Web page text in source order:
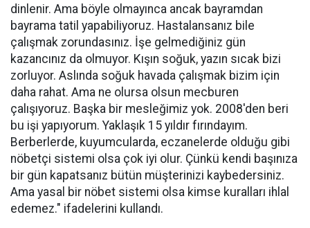
dinlenir. Ama böyle olmayınca ancak bayramdan
bayrama tatil yapabiliyoruz. Hastalansanız bile
çalışmak zorundasınız. İşe gelmediğiniz gün
kazancınız da olmuyor. Kışın soğuk, yazın sıcak bizi
zorluyor. Aslında soğuk havada çalışmak bizim için
daha rahat. Ama ne olursa olsun mecburen
çalışıyoruz. Başka bir mesleğimiz yok. 2008'den beri
bu işi yapıyorum. Yaklaşık 15 yıldır fırındayım.
Berberlerde, kuyumcularda, eczanelerde olduğu gibi
nöbetçi sistemi olsa çok iyi olur. Çünkü kendi başınıza
bir gün kapatsanız bütün müşterinizi kaybedersiniz.
Ama yasal bir nöbet sistemi olsa kimse kuralları ihlal
edemez." ifadelerini kullandı.